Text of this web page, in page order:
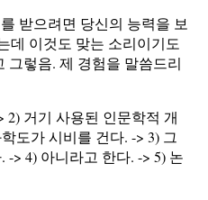
받으려면 당신의 능력을 보
데 이것도 맞는 소리이기도
그렇음. 제 경험을 말씀드리
2) 거기 사용된 인문학적 개
도가 시비를 건다. -> 3) 그
> 4) 아니라고 한다. -> 5) 논